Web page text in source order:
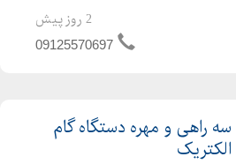
الکتریک - راد الکتریک - اورین الکتریک
انواع قیف زیر پودری نازل زیر پودری رابط
2 روز پیش
09125570697
سه راهی و مهره دستگاه گام
الکتریک